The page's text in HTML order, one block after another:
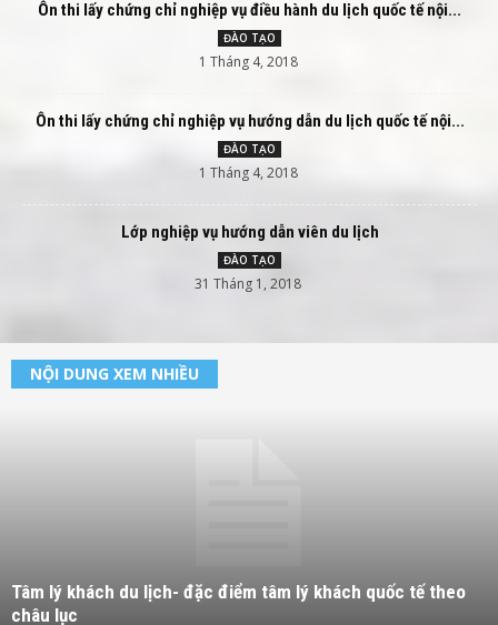
Ôn thi lấy chứng chỉ nghiệp vụ điều hành du lịch quốc tế nội...
ĐÀO TẠO
1 Tháng 4, 2018
Ôn thi lấy chứng chỉ nghiệp vụ hướng dẫn du lịch quốc tế nội...
ĐÀO TẠO
1 Tháng 4, 2018
Lớp nghiệp vụ hướng dẫn viên du lịch
ĐÀO TẠO
31 Tháng 1, 2018
NỘI DUNG XEM NHIỀU
Tâm lý khách du lịch- đặc điểm tâm lý khách quốc tế theo
châu lục